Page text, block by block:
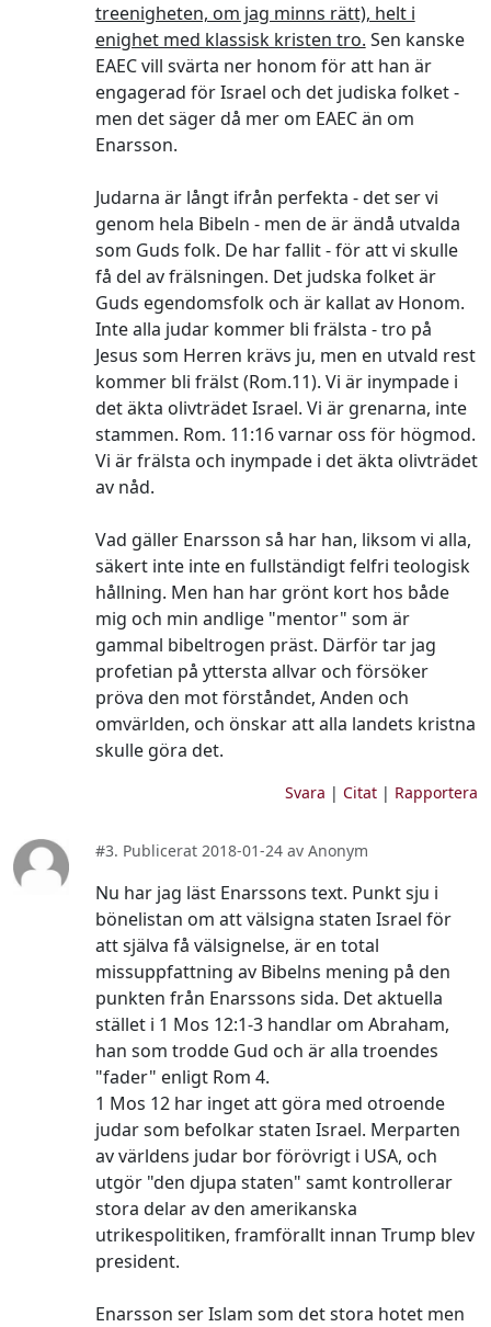
treenigheten, om jag minns rätt), helt i
enighet med klassisk kristen tro. Sen kanske
EAEC vill svärta ner honom för att han är
engagerad för Israel och det judiska folket -
men det säger då mer om EAEC än om
Enarsson.
Judarna är långt ifrån perfekta - det ser vi
genom hela Bibeln - men de är ändå utvalda
som Guds folk. De har fallit - för att vi skulle
få del av frälsningen. Det judska folket är
Guds egendomsfolk och är kallat av Honom.
Inte alla judar kommer bli frälsta - tro på
Jesus som Herren krävs ju, men en utvald rest
kommer bli frälst (Rom.11). Vi är inympade i
det äkta olivträdet Israel. Vi är grenarna, inte
stammen. Rom. 11:16 varnar oss för högmod.
Vi är frälsta och inympade i det äkta olivträdet
av nåd.
Vad gäller Enarsson så har han, liksom vi alla,
säkert inte inte en fullständigt felfri teologisk
hållning. Men han har grönt kort hos både
mig och min andlige "mentor" som är
gammal bibeltrogen präst. Därför tar jag
profetian på yttersta allvar och försöker
pröva den mot förståndet, Anden och
omvärlden, och önskar att alla landets kristna
skulle göra det.
Svara | Citat| Rapportera
#3. Publicerat 2018-01-24 av Anonym
Nu har jag läst Enarssons text. Punkt sju i
bönelistan om att välsigna staten Israel för
att själva få välsignelse, är en total
missuppfattning av Bibelns mening på den
punkten från Enarssons sida. Det aktuella
stället i 1 Mos 12:1-3 handlar om Abraham,
han som trodde Gud och är alla troendes
"fader" enligt Rom 4.
1 Mos 12 har inget att göra med otroende
judar som befolkar staten Israel. Merparten
av världens judar bor förövrigt i USA, och
utgör "den djupa staten" samt kontrollerar
stora delar av den amerikanska
utrikespolitiken, framförallt innan Trump blev
president.
Enarsson ser Islam som det stora hotet men